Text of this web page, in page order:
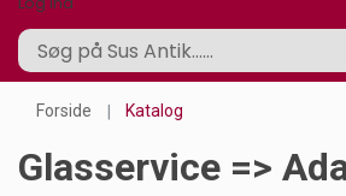
Forside Katalog
Glasservice =>